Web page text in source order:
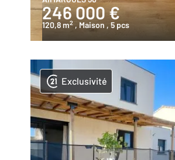
246 000 €
120,8 m2 , Maison , 5 pcs
Exclusivité